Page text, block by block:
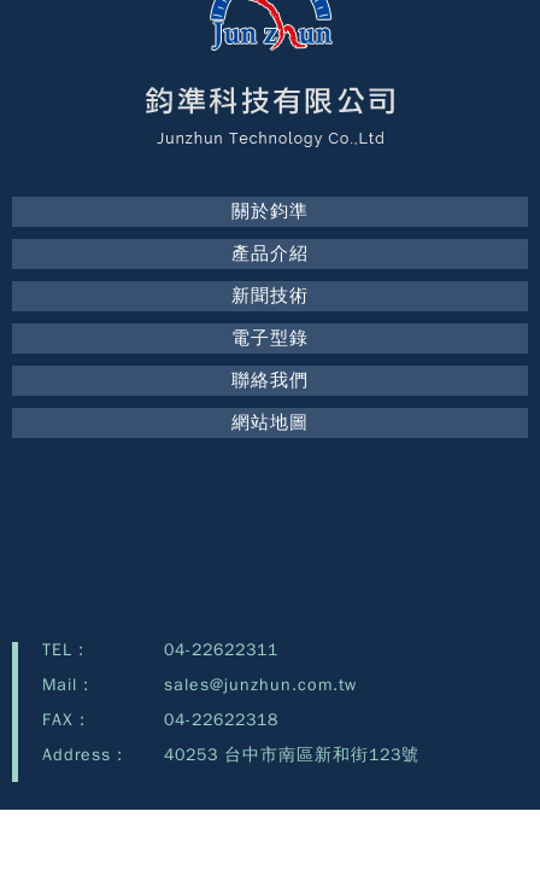
關於鈞準
產品介紹
新聞技術
電子型錄
聯絡我們
網站地圖
TEL :
04-22622311
Mail :
sales@junzhun.com.tw
FAX :
04-22622318
Address :
40253 台中市南區新和街123號